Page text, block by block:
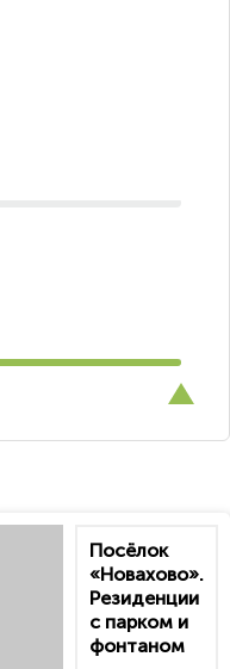
Посёлок
«Новахово».
Резиденции
с парком и
фонтаном